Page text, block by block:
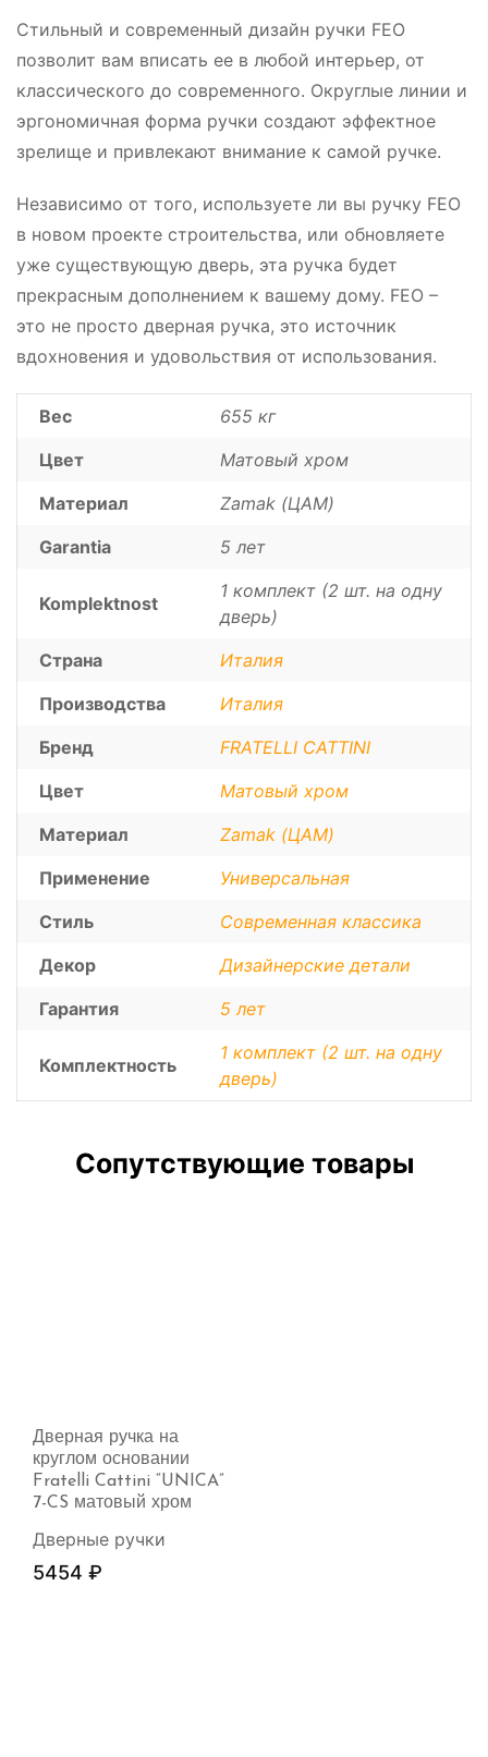
Стильный и современный дизайн ручки FEO
позволит вам вписать ее в любой интерьер, от
классического до современного. Округлые линии и
эргономичная форма ручки создают эффектное
зрелище и привлекают внимание к самой ручке.
Независимо от того, используете ли вы ручку FEO
в новом проекте строительства, или обновляете
уже существующую дверь, эта ручка будет
прекрасным дополнением к вашему дому. FEO –
это не просто дверная ручка, это источник
вдохновения и удовольствия от использования.
Вес
655 кг
Цвет
Матовый хром
Материал
Zamak (ЦАМ)
Garantia
5 лет
Komplektnost
1 комплект (2 шт. на одну
дверь)
Страна
Италия
Производства
Италия
Бренд
FRATELLI CATTINI
Цвет
Матовый хром
Материал
Zamak (ЦАМ)
Применение
Универсальная
Стиль
Современная классика
Декор
Дизайнерские детали
Гарантия
5 лет
Комплектность
1 комплект (2 шт. на одну
дверь)
Сопутствующие товары
Дверная ручка на
круглом основании
Fratelli Cattini “UNICA”
7-CS матовый хром
Дверные ручки
5454 ₽